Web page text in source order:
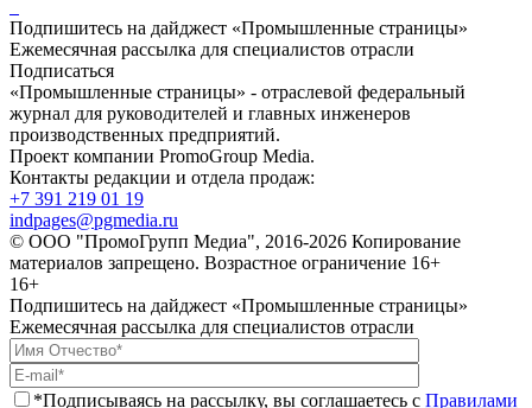
Подпишитесь на дайджест «Промышленные страницы»
Ежемесячная рассылка для специалистов отрасли
Подписаться
«Промышленные страницы» - отраслевой федеральный
журнал для руководителей и главных инженеров
производственных предприятий.
Проект компании PromoGroup Media.
Контакты редакции и отдела продаж:
+7 391 219 01 19
indpages@pgmedia.ru
© ООО "ПромоГрупп Медиа", 2016-2026 Копирование
материалов запрещено. Возрастное ограничение 16+
16+
Подпишитесь на дайджест «Промышленные страницы»
Ежемесячная рассылка для специалистов отрасли
*Подписываясь на рассылку, вы соглашаетесь с Правилами